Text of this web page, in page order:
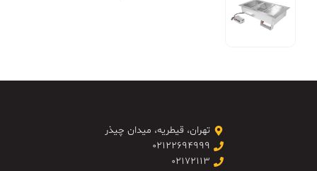
تهران، قیطریه، میدان چیذر
۰۲۱۲۲۶۹۴۹۹۹
۰۲۱۷۲۱۱۳